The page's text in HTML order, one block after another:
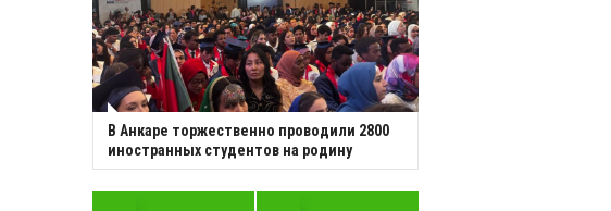
В Анкаре торжественно проводили 2800
иностранных студентов на родину